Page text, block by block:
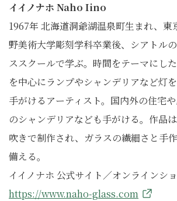
イイノナホ Naho Iino
1967年 北海道洞爺湖温泉町生まれ、東
野美術大学彫刻学科卒業後、シアトル
ススクールで学ぶ。時間をテーマにし
を中心にランプやシャンデリアなど灯
手がけるアーティスト。国内外の住宅
のシャンデリアなども手がける。作品
吹きで制作され、ガラスの繊細さと手
備える。
イイノナホ 公式サイト／オンラインシ
https://www.naho-glass.com